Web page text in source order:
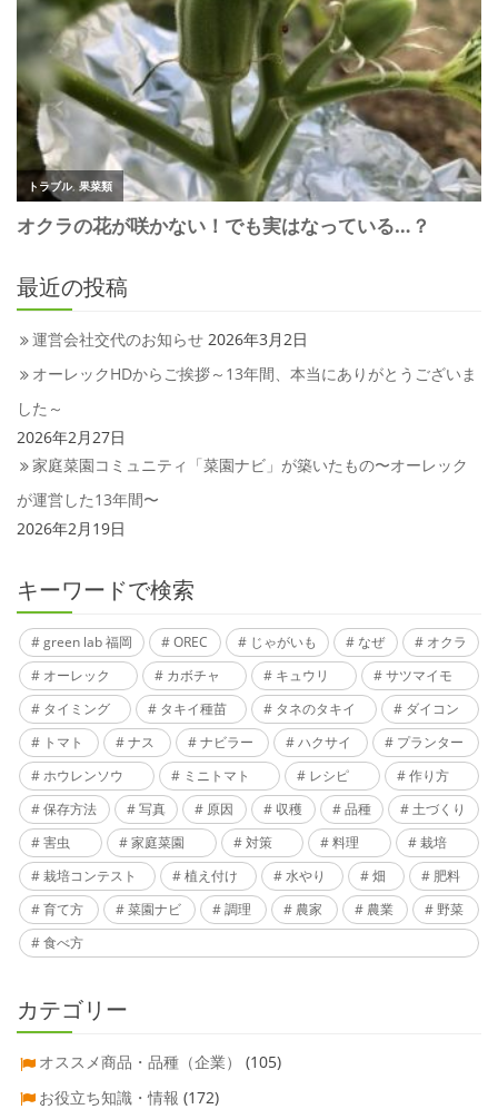
最近の投稿
運営会社交代のお知らせ 2026年3月2日
オーレックHDからご挨拶～13年間、本当にありがとうございま
した～
2026年2月27日
家庭菜園コミュニティ「菜園ナビ」が築いたもの〜オーレック
が運営した13年間〜
2026年2月19日
キーワードで検索
green lab 福岡 OREC じゃがいも なぜ
オクラ
オーレック
カボチャ キュウリ
サツマイモ
タイミング
タキイ種苗 タネのタキイ
ダイコン
トマト
ナス ナビラー ハクサイ
プランター
ホウレンソウ
ミニトマト レシピ
作り方
保存方法
写真 原因 収穫 品種
土づくり
害虫
家庭菜園 対策 料理
栽培
栽培コンテスト
植え付け 水やり 畑
肥料
育て方
菜園ナビ 調理 農家 農業
野菜
食べ方
カテゴリー
オススメ商品・品種（企業）
(105)
お役立ち知識・情報 (172)